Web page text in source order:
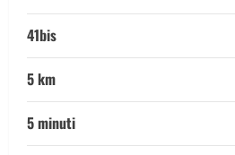
41bis
5 km
5 minuti